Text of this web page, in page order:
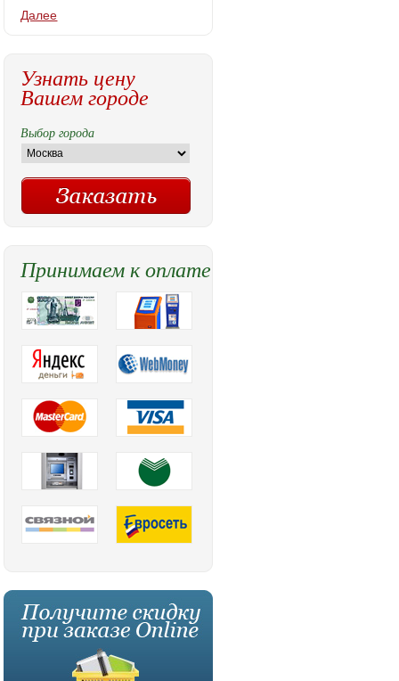
Далее
Узнать цену
Вашем городе
Выбор города
Принимаем к оплате